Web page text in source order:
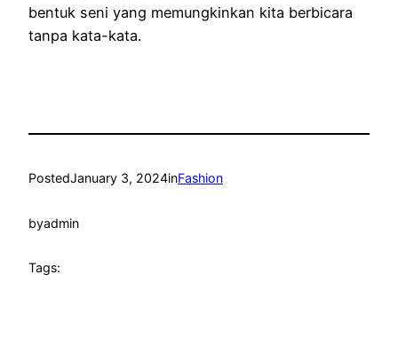
bentuk seni yang memungkinkan kita berbicara
tanpa kata-kata.
PostedJanuary 3, 2024inFashion
byadmin
Tags: